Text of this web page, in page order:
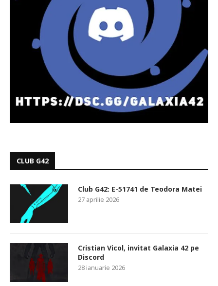
CLUB G42
Club G42: E-51741 de Teodora Matei
27 aprilie 2026
Cristian Vicol, invitat Galaxia 42 pe
Discord
28 ianuarie 2026